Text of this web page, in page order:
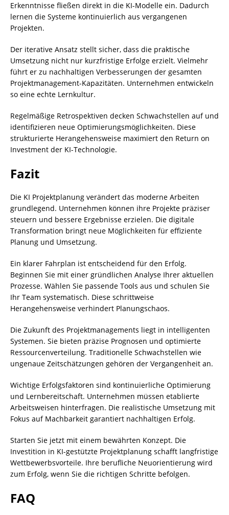
Erkenntnisse fließen direkt in die KI-Modelle ein. Dadurch
lernen die Systeme kontinuierlich aus vergangenen
Projekten.
Der iterative Ansatz stellt sicher, dass die praktische
Umsetzung nicht nur kurzfristige Erfolge erzielt. Vielmehr
führt er zu nachhaltigen Verbesserungen der gesamten
Projektmanagement-Kapazitäten. Unternehmen entwickeln
so eine echte Lernkultur.
Regelmäßige Retrospektiven decken Schwachstellen auf und
identifizieren neue Optimierungsmöglichkeiten. Diese
strukturierte Herangehensweise maximiert den Return on
Investment der KI-Technologie.
Fazit
Die KI Projektplanung verändert das moderne Arbeiten
grundlegend. Unternehmen können ihre Projekte präziser
steuern und bessere Ergebnisse erzielen. Die digitale
Transformation bringt neue Möglichkeiten für effiziente
Planung und Umsetzung.
Ein klarer Fahrplan ist entscheidend für den Erfolg.
Beginnen Sie mit einer gründlichen Analyse Ihrer aktuellen
Prozesse. Wählen Sie passende Tools aus und schulen Sie
Ihr Team systematisch. Diese schrittweise
Herangehensweise verhindert Planungschaos.
Die Zukunft des Projektmanagements liegt in intelligenten
Systemen. Sie bieten präzise Prognosen und optimierte
Ressourcenverteilung. Traditionelle Schwachstellen wie
ungenaue Zeitschätzungen gehören der Vergangenheit an.
Wichtige Erfolgsfaktoren sind kontinuierliche Optimierung
und Lernbereitschaft. Unternehmen müssen etablierte
Arbeitsweisen hinterfragen. Die realistische Umsetzung mit
Fokus auf Machbarkeit garantiert nachhaltigen Erfolg.
Starten Sie jetzt mit einem bewährten Konzept. Die
Investition in KI-gestützte Projektplanung schafft langfristige
Wettbewerbsvorteile. Ihre berufliche Neuorientierung wird
zum Erfolg, wenn Sie die richtigen Schritte befolgen.
FAQ